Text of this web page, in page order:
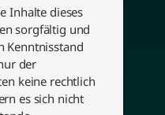
Inhalte dieses
sorgfältig und
Kenntnisstand
der
keine rechtlich
es sich nicht